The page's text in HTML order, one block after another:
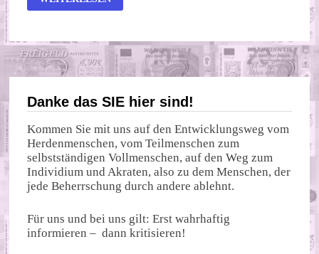
VERSCHWÖRUNGSTHEORIE
Danke das SIE hier sind!
Kommen Sie mit uns auf den Entwicklungsweg vom
Herdenmenschen, vom Teilmenschen zum
selbstständigen Vollmenschen, auf den Weg zum
Individium und Akraten, also zu dem Menschen, der
jede Beherrschung durch andere ablehnt.
Für uns und bei uns gilt: Erst wahrhaftig
informieren – dann kritisieren!